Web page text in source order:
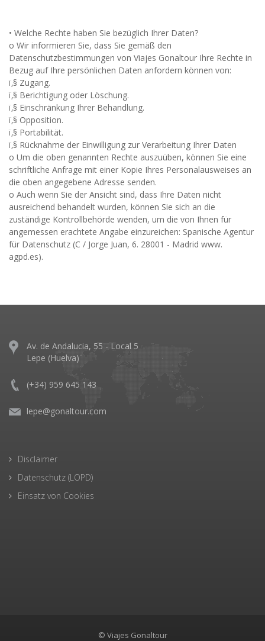
• Welche Rechte haben Sie bezüglich Ihrer Daten?
o Wir informieren Sie, dass Sie gemäß den
Datenschutzbestimmungen von Viajes Gonaltour Ihre Rechte in
Bezug auf Ihre persönlichen Daten anfordern können von:
ï‚§ Zugang.
ï‚§ Berichtigung oder Löschung.
ï‚§ Einschränkung Ihrer Behandlung.
ï‚§ Opposition.
ï‚§ Portabilität.
ï‚§ Rücknahme der Einwilligung zur Verarbeitung Ihrer Daten
o Um die oben genannten Rechte auszuüben, können Sie eine
schriftliche Anfrage mit einer Kopie Ihres Personalausweises an
die oben angegebene Adresse senden.
o Auch wenn Sie der Ansicht sind, dass Ihre Daten nicht
ausreichend behandelt wurden, können Sie sich an die
zuständige Kontrollbehörde wenden, um die von Ihnen für
angemessen erachtete Angabe einzureichen: Spanische Agentur
für Datenschutz (C / Jorge Juan, 6. 28001 - Madrid www.
agpd.es).
Av. de Andalucia, 55 - Local 5
Lepe (Huelva)
(+34) 959 645 143
lepe@gonaltour.com
Disclaimer
Datenschutz (LOPD)
Einsatz von Cookies
© Viajes Gonaltour